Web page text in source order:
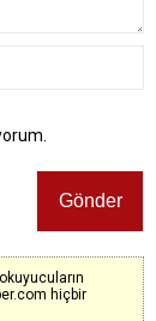
hiçbir